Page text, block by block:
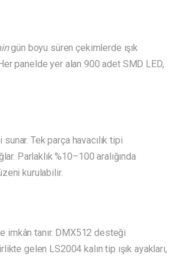
gün boyu süren çekimlerde ışık
panelde yer alan 900 adet SMD LED,
Tek parça havacılık tipi
Parlaklık %10–100 aralığında
kurulabilir.
tanır. DMX512 desteği
gelen LS2004 kalın tip ışık ayakları,